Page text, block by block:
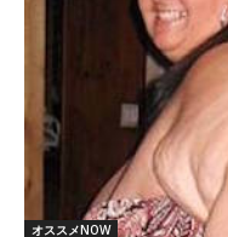
オススメNOW